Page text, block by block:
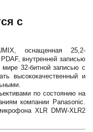
с
оснащенная 25,2-
внутренней записью
32-битной записью с
высококачественный и
по состоянию на
компании Panasonic.
XLR DMW-XLR2